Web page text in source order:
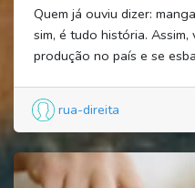
Quem já ouviu dizer:
sim, é tudo história.
produção no país e se
rua-direita